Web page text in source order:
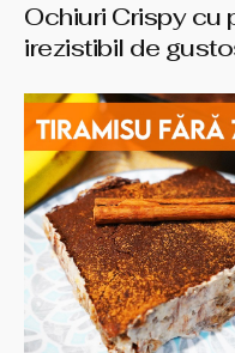
Ochiuri Crispy cu
irezistibil de